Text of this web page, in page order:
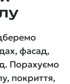
фасад,
Порахуємо
покриття,